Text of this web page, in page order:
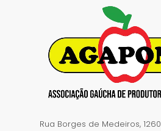
Rua Borges de Medeiros, 1260